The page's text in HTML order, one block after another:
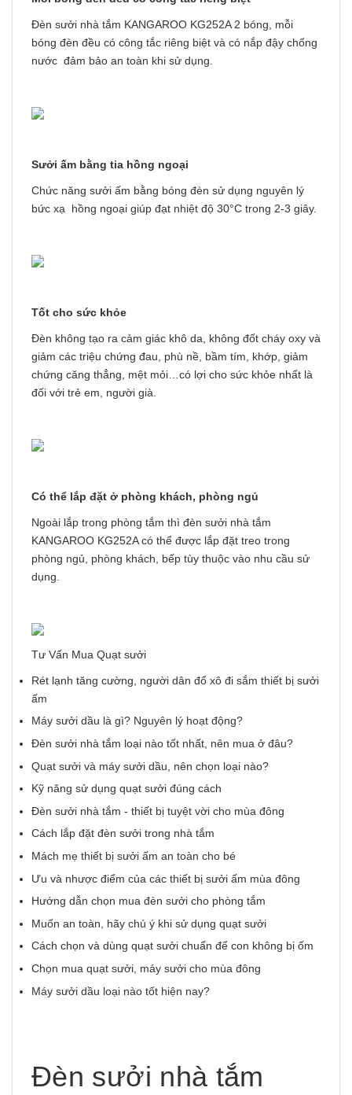
Đèn sưởi nhà tắm KANGAROO KG252A 2 bóng, mỗi
bóng đèn đều có công tắc riêng biệt và có nắp đậy chống
nước đảm bảo an toàn khi sử dụng.
Sưởi ấm bằng tia hồng ngoại
Chức năng sưởi ấm bằng bóng đèn sử dụng nguyên lý
bức xạ hồng ngoại giúp đạt nhiệt độ 30°C trong 2-3 giây.
Tốt cho sức khỏe
Đèn không tạo ra cảm giác khô da, không đốt cháy oxy và
giảm các triệu chứng đau, phù nề, bầm tím, khớp, giảm
chứng căng thẳng, mệt mỏi…có lợi cho sức khỏe nhất là
đối với trẻ em, người già.
Có thể lắp đặt ở phòng khách, phòng ngủ
Ngoài lắp trong phòng tắm thì đèn sưởi nhà tắm
KANGAROO KG252A có thể được lắp đặt treo trong
phòng ngủ, phòng khách, bếp tùy thuộc vào nhu cầu sử
dụng.
Tư Vấn Mua Quạt sưởi
Rét lạnh tăng cường, người dân đổ xô đi sắm thiết bị sưởi
ấm
Máy sưởi dầu là gì? Nguyên lý hoạt động?
Đèn sưởi nhà tắm loại nào tốt nhất, nên mua ở đâu?
Quạt sưởi và máy sưởi dầu, nên chọn loại nào?
Kỹ năng sử dụng quạt sưởi đúng cách
Đèn sưởi nhà tắm - thiết bị tuyệt vời cho mùa đông
Cách lắp đặt đèn sưởi trong nhà tắm
Mách mẹ thiết bị sưởi ấm an toàn cho bé
Ưu và nhược điểm của các thiết bị sưởi ấm mùa đông
Hướng dẫn chọn mua đèn sưởi cho phòng tắm
Muốn an toàn, hãy chú ý khi sử dụng quạt sưởi
Cách chọn và dùng quạt sưởi chuẩn để con không bị ốm
Chọn mua quạt sưởi, máy sưởi cho mùa đông
Máy sưởi dầu loại nào tốt hiện nay?
Đèn sưởi nhà tắm